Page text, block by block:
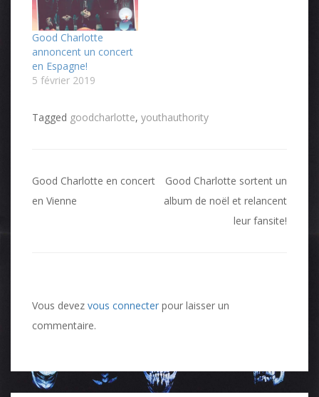
Good Charlotte
annoncent un concert
en Espagne!
5 février 2019
Tagged goodcharlotte, youthauthority
Navigation
de
Good Charlotte en concert
en Vienne
Good Charlotte sortent un
album de noël et relancent
leur fansite!
Vous devez vous connecter pour laisser un
commentaire.